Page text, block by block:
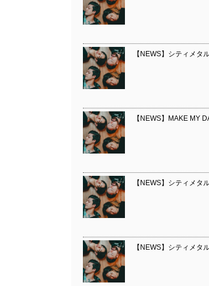
【NEWS】シティメ
【NEWS】MAKE MY
【NEWS】シティメ
【NEWS】シティメ